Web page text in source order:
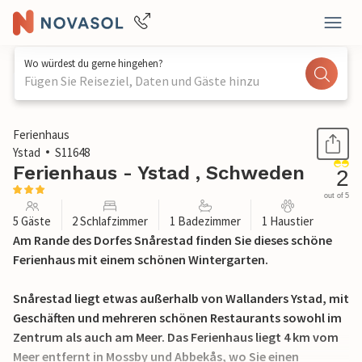
Wo würdest du gerne hingehen?
Fügen Sie Reiseziel, Daten und Gäste hinzu
1 / 25
Ferienhaus
Ystad
S11648
Ferienhaus - Ystad , Schweden 2
out of 5
5 Gäste 2 Schlafzimmer 1 Badezimmer 1 Haustier
Am Rande des Dorfes Snårestad finden Sie dieses schöne
Ferienhaus mit einem schönen Wintergarten.
Snårestad liegt etwas außerhalb von Wallanders Ystad, mit
Geschäften und mehreren schönen Restaurants sowohl im
Zentrum als auch am Meer. Das Ferienhaus liegt 4 km vom
Meer entfernt in Mossby und Abbekås, wo Sie einen